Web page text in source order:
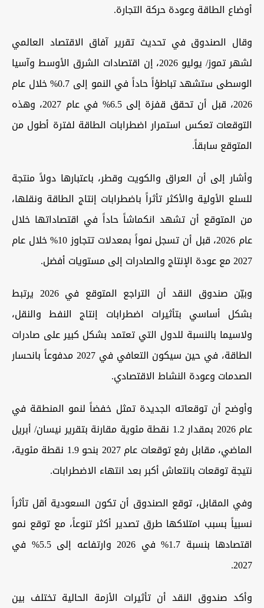
أوضاع الطاقة وعودة حركة التجارة.
وقال الصندوق في تحديث تقرير آفاق الاقتصاد العالمي
لشهر تموز/ يوليو 2026، إن اقتصادات الشرق الأوسط وآسيا
الوسطى ستشهد تباطؤاً حاداً في النمو إلى 0.7% خلال عام
2026، قبل أن تحقق قفزة إلى 6.5% في عام 2027، وهذه
التوقعات تعكس استمرار اضطرابات الطاقة لفترة أطول من
المتوقع سابقاً.
وأشار إلى أن العراق والكويت وقطر، باعتبارها دولاً منتجة
للسلع الأولية والأكثر تأثراً باضطرابات إنتاج الطاقة ونقلها،
من المتوقع أن تشهد انكماشاً حاداً في اقتصاداتها خلال
عام 2026، قبل أن تسجل نمواً بمعدلات تتجاوز 10% خلال عام
2027 مع عودة الإنتاج والصادرات إلى مستويات أفضل.
وبيّن صندوق النقد أن التراجع المتوقع في 2026 يرتبط
بشكل أساسي بتأثيرات اضطرابات إنتاج النفط والنقل،
ولاسيما بالنسبة للدول التي تعتمد بشكل كبير على صادرات
الطاقة، في حين سيكون التعافي في 2027 مدفوعاً بانحسار
الصدمات وعودة النشاط الاقتصادي.
وأوضح أن توقعاته الجديدة تمثل خفضاً لنمو المنطقة في
عام 2026 بمقدار 1.2 نقطة مئوية مقارنة بتقرير نيسان/ أبريل
الماضي، مقابل رفع توقعات عام 2027 بنحو 1.9 نقطة مئوية،
نتيجة توقعات بانتعاش أكبر بعد انتهاء الاضطرابات.
وفي المقابل، توقع الصندوق أن تكون السعودية أقل تأثراً
نسبياً بسبب امتلاكها طرق تصدير أكثر تنوعاً، مع توقع نمو
اقتصادها بنسبة 1.7% في 2026 وارتفاعه إلى 5.5% في
2027.
وأكد صندوق النقد أن تأثيرات الأزمة الحالية تختلف بين